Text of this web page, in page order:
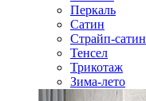
Перкаль
Сатин
Страйп-сатин
Тенсел
Трикотаж
Зима-лето